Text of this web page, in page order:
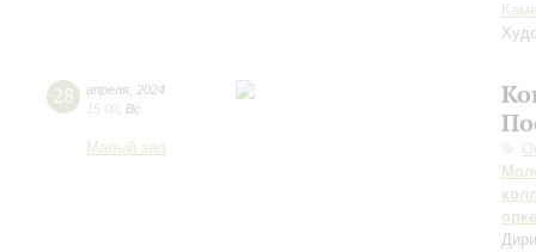
28 апреля 2024
15:00 Вс
Малый зал